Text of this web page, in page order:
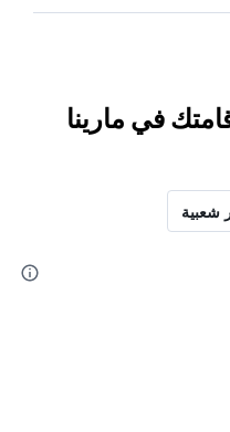
في مارينا
شعبية